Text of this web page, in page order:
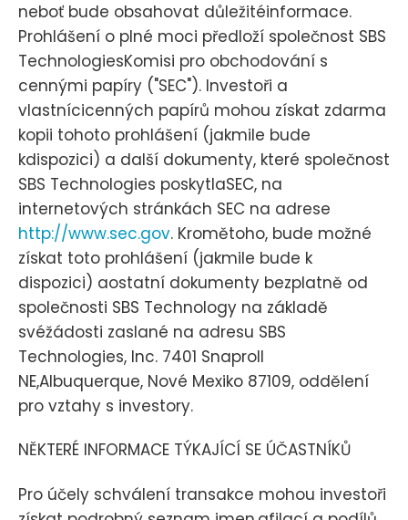
neboť bude obsahovat důležitéinformace.
Prohlášení o plné moci předloží společnost SBS
TechnologiesKomisi pro obchodování s
cennými papíry ("SEC"). Investoři a
vlastnícicenných papírů mohou získat zdarma
kopii tohoto prohlášení (jakmile bude
kdispozici) a další dokumenty, které společnost
SBS Technologies poskytlaSEC, na
internetových stránkách SEC na adrese
http://www.sec.gov. Kromětoho, bude možné
získat toto prohlášení (jakmile bude k
dispozici) aostatní dokumenty bezplatně od
společnosti SBS Technology na základě
svéžádosti zaslané na adresu SBS
Technologies, Inc. 7401 Snaproll
NE,Albuquerque, Nové Mexiko 87109, oddělení
pro vztahy s investory.
NĚKTERÉ INFORMACE TÝKAJÍCÍ SE ÚČASTNÍKŮ
Pro účely schválení transakce mohou investoři